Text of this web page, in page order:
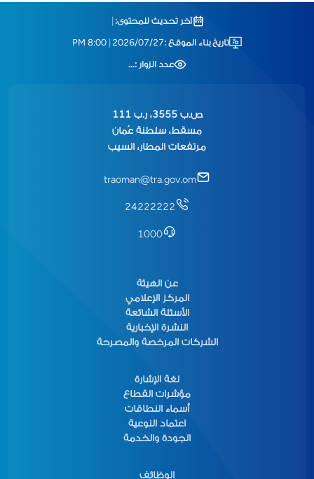
آخر تحديث للمحتوى:
تاريخ بناء الموقع :2026/07/27
8:00 PM
عدد الزوار :...
ص.ب 3555، ر.ب 111
مسقط، سلطنة عُمان
مرتفعات المطار، السيب
traoman@tra.gov.om
24222222
1000
عن الهيئة
المركز الإعلامي
الأسئلة الشائعة
النشرة الإخبارية
الشركات المرخصة والمصرحة
لغة الإشارة
مؤشرات القطاع
أسماء النطاقات
اعتماد النوعية
الجودة والخدمة
الوظائف